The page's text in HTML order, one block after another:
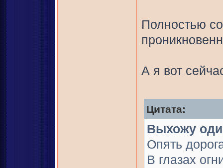
Полностью
А я вот
Цитата:
Выхожу
Опять
В глазах